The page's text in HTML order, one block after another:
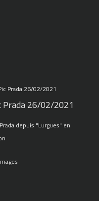
Prada 26/02/2021
depuis "Lurgues" en